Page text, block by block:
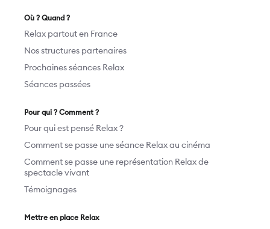
Où ? Quand ?
Relax partout en France
Nos structures partenaires
Prochaines séances Relax
Séances passées
Pour qui ? Comment ?
Pour qui est pensé Relax ?
Comment se passe une séance Relax au cinéma
Comment se passe une représentation Relax de
spectacle vivant
Témoignages
Mettre en place Relax